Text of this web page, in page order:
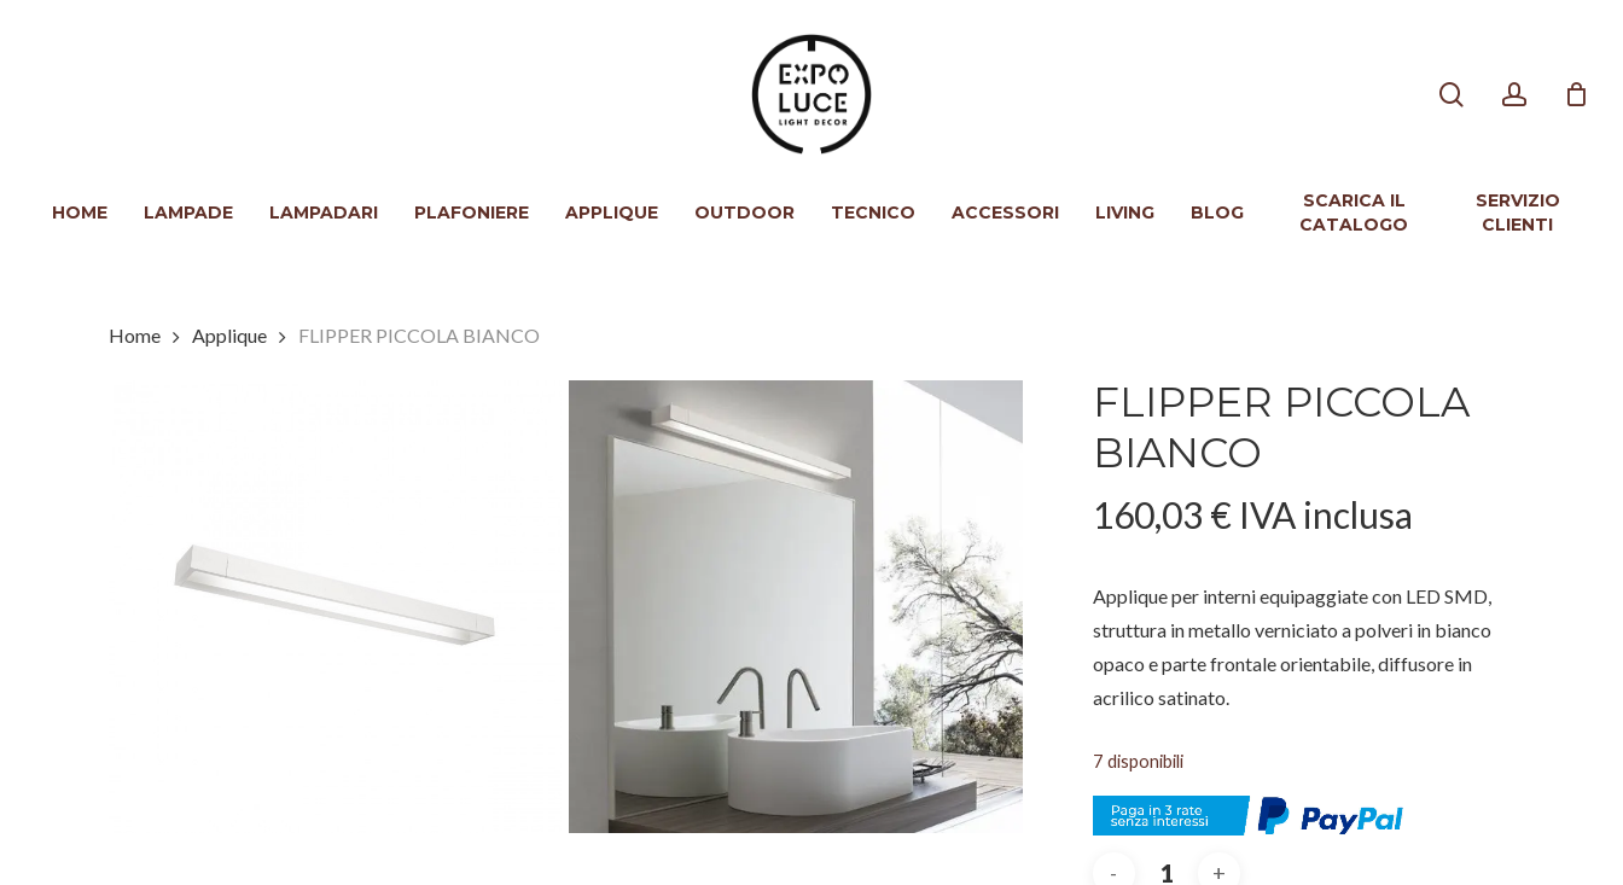
Clicca INVIO per cercare o ESC per chiudere
HOME LAMPADE LAMPADARI PLAFONIERE APPLIQUE OUTDOOR TECNICO ACCESSORI LIVING BLOG
SCARICA IL
CATALOGO
SERVIZIO
CLIENTI
Home Applique FLIPPER PICCOLA BIANCO
FLIPPER PICCOLA
BIANCO
160,03 € IVA inclusa
Applique per interni equipaggiate con LED SMD,
struttura in metallo verniciato a polveri in bianco
opaco e parte frontale orientabile, diffusore in
acrilico satinato.
7 disponibili